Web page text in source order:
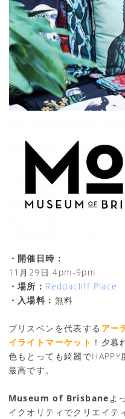
・開催日時：
11月29日 4pm-9pm
・場所： Reddacliff Place
・入場料： 無料
ブリスベンを代表する アー
イライトマーケット ！夕暮
色もとっても綺麗で
最高です。
Museum of Brisbaneよ
イクオリティでクリエイテ